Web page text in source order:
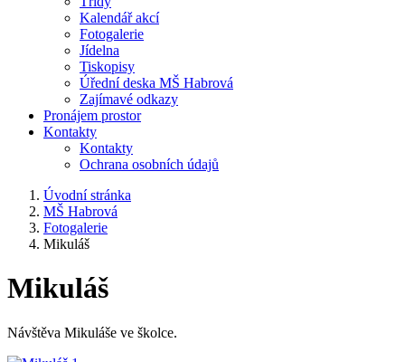
Kalendář akcí
Fotogalerie
Jídelna
Tiskopisy
Úřední deska MŠ Habrová
Zajímavé odkazy
Pronájem prostor
Kontakty
Kontakty
Ochrana osobních údajů
Úvodní stránka
MŠ Habrová
Fotogalerie
Mikuláš
Mikuláš
Návštěva Mikuláše ve školce.